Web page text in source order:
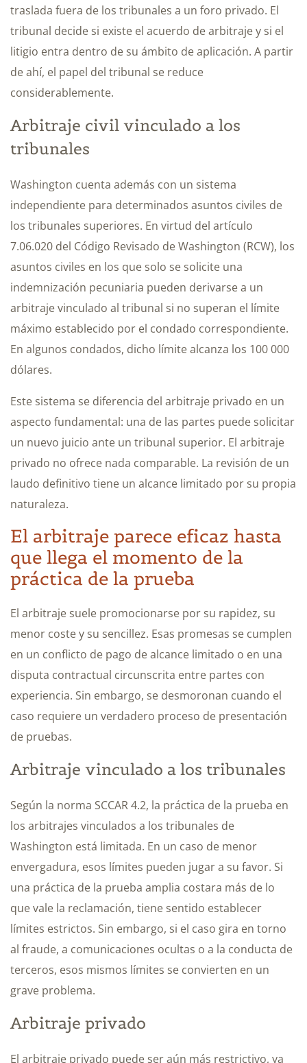
traslada fuera de los tribunales a un foro privado. El
tribunal decide si existe el acuerdo de arbitraje y si el
litigio entra dentro de su ámbito de aplicación. A partir
de ahí, el papel del tribunal se reduce
considerablemente.
Arbitraje civil vinculado a los
tribunales
Washington cuenta además con un sistema
independiente para determinados asuntos civiles de
los tribunales superiores. En virtud del artículo
7.06.020 del Código Revisado de Washington (RCW), los
asuntos civiles en los que solo se solicite una
indemnización pecuniaria pueden derivarse a un
arbitraje vinculado al tribunal si no superan el límite
máximo establecido por el condado correspondiente.
En algunos condados, dicho límite alcanza los 100 000
dólares.
Este sistema se diferencia del arbitraje privado en un
aspecto fundamental: una de las partes puede solicitar
un nuevo juicio ante un tribunal superior. El arbitraje
privado no ofrece nada comparable. La revisión de un
laudo definitivo tiene un alcance limitado por su propia
naturaleza.
El arbitraje parece eficaz hasta
que llega el momento de la
práctica de la prueba
El arbitraje suele promocionarse por su rapidez, su
menor coste y su sencillez. Esas promesas se cumplen
en un conflicto de pago de alcance limitado o en una
disputa contractual circunscrita entre partes con
experiencia. Sin embargo, se desmoronan cuando el
caso requiere un verdadero proceso de presentación
de pruebas.
Arbitraje vinculado a los tribunales
Según la norma SCCAR 4.2, la práctica de la prueba en
los arbitrajes vinculados a los tribunales de
Washington está limitada. En un caso de menor
envergadura, esos límites pueden jugar a su favor. Si
una práctica de la prueba amplia costara más de lo
que vale la reclamación, tiene sentido establecer
límites estrictos. Sin embargo, si el caso gira en torno
al fraude, a comunicaciones ocultas o a la conducta de
terceros, esos mismos límites se convierten en un
grave problema.
Arbitraje privado
El arbitraje privado puede ser aún más restrictivo, ya